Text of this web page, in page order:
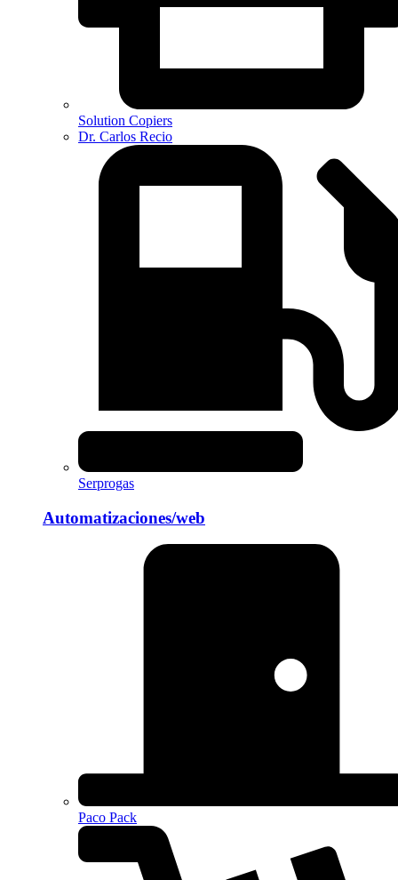
Solution Copiers
Dr. Carlos Recio
Serprogas
Automatizaciones/web
Paco Pack